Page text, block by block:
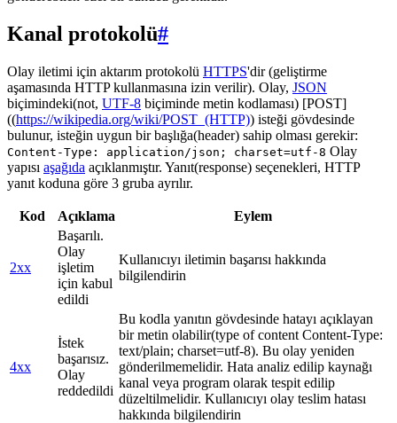
Kanal protokolü#
Olay iletimi için aktarım protokolü HTTPS'dir (geliştirme
aşamasında HTTP kullanmasına izin verilir). Olay, JSON
biçimindeki(not, UTF-8 biçiminde metin kodlaması) [POST]
((https://wikipedia.org/wiki/POST_(HTTP)) isteği gövdesinde
bulunur, isteğin uygun bir başlığa(header) sahip olması gerekir:
Content-Type: application/json; charset=utf-8 Olay
yapısı aşağıda açıklanmıştır. Yanıt(response) seçenekleri, HTTP
yanıt koduna göre 3 gruba ayrılır.
Kod Açıklama Eylem
2xx
Başarılı.
Olay
işletim
için kabul
edildi
Kullanıcıyı iletimin başarısı hakkında
bilgilendirin
4xx
İstek
başarısız.
Olay
reddedildi
Bu kodla yanıtın gövdesinde hatayı açıklayan
bir metin olabilir(type of content Content-Type:
text/plain; charset=utf-8). Bu olay yeniden
gönderilmemelidir. Hata analiz edilip kaynağı
kanal veya program olarak tespit edilip
düzeltilmelidir. Kullanıcıyı olay teslim hatası
hakkında bilgilendirin